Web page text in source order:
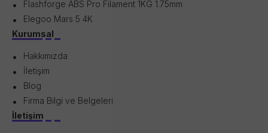
Flashforge ABS Pro Filament 1KG 1.75mm
Elegoo Mars 5 4K
Kurumsal
Hakkımızda
İletişim
Blog
Firma Bilgi ve Belgeleri
İletişim